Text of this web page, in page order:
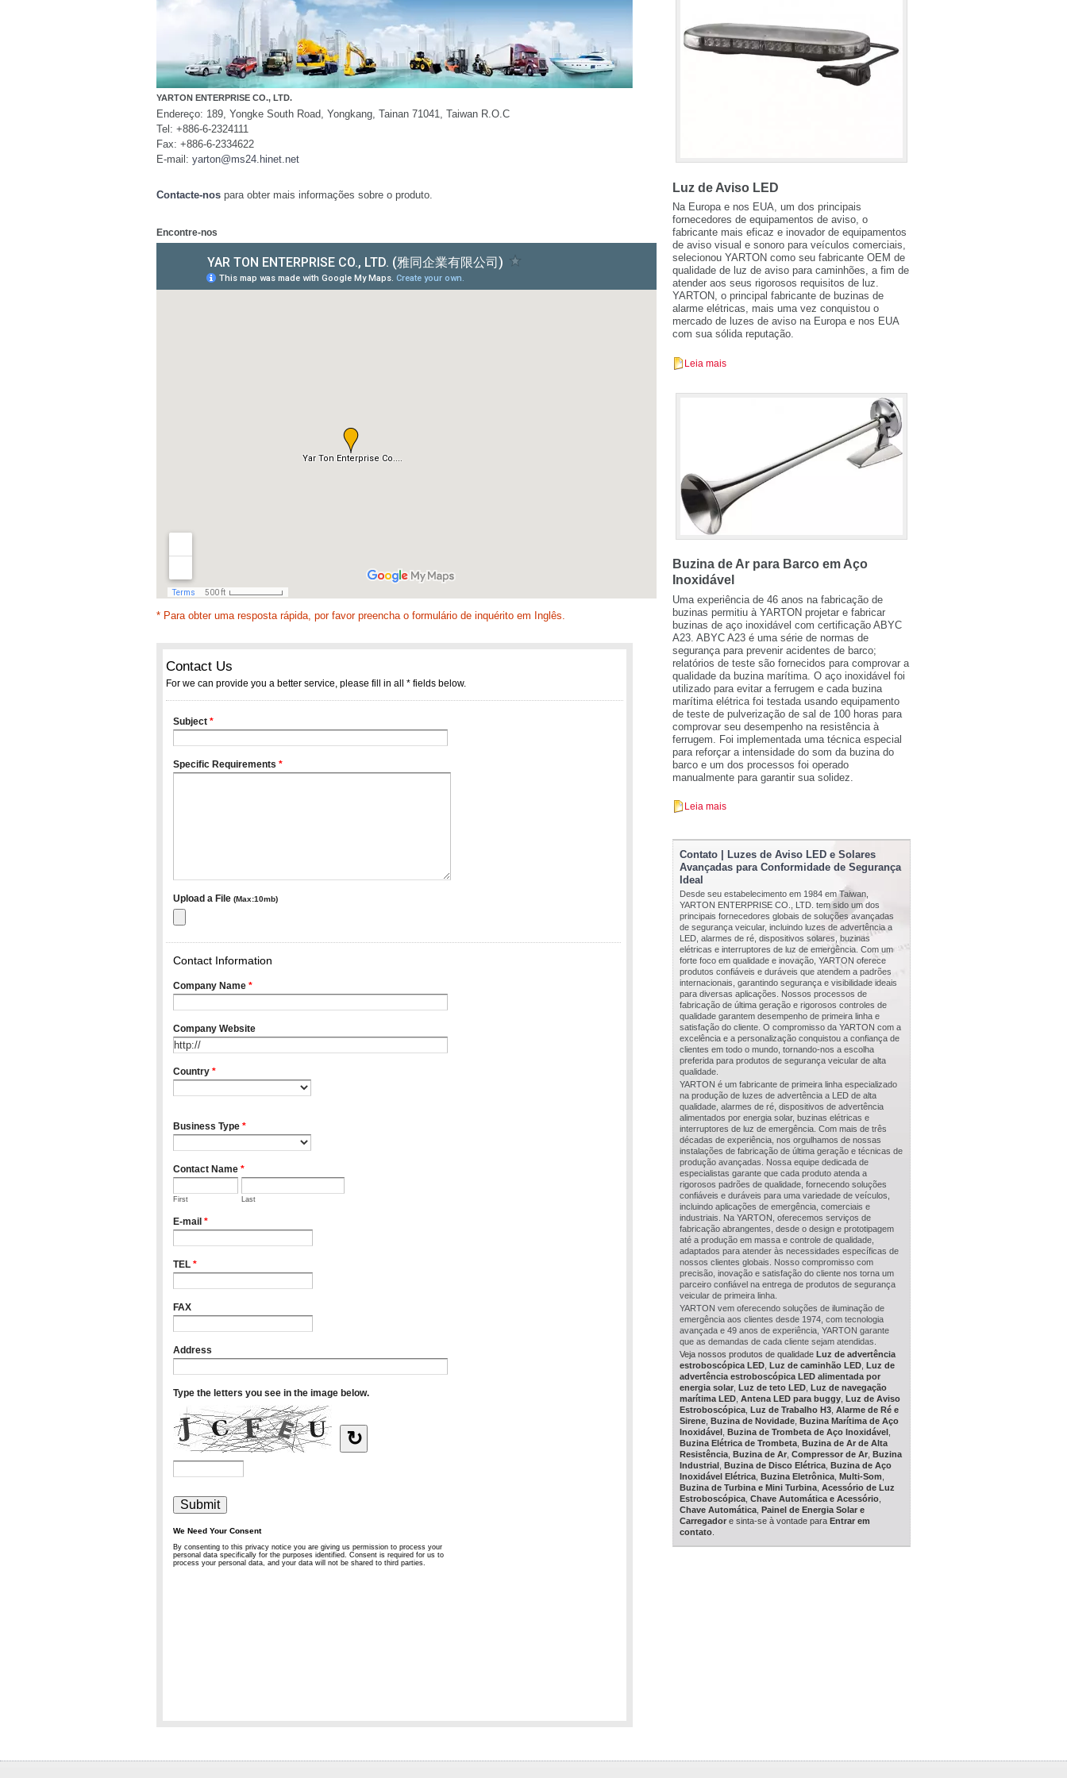
YARTON ENTERPRISE CO., LTD.
Endereço: 189, Yongke South Road, Yongkang, Tainan 71041, Taiwan R.O.C
Tel: +886-6-2324111
Fax: +886-6-2334622
E-mail: yarton@ms24.hinet.net
Contacte-nos para obter mais informações sobre o produto.
Encontre-nos
* Para obter uma resposta rápida, por favor preencha o formulário de inquérito em Inglês.
Luz de Aviso LED
Na Europa e nos EUA, um dos principais
fornecedores de equipamentos de aviso, o
fabricante mais eficaz e inovador de equipamentos
de aviso visual e sonoro para veículos comerciais,
selecionou YARTON como seu fabricante OEM de
qualidade de luz de aviso para caminhões, a fim de
atender aos seus rigorosos requisitos de luz.
YARTON, o principal fabricante de buzinas de
alarme elétricas, mais uma vez conquistou o
mercado de luzes de aviso na Europa e nos EUA
com sua sólida reputação.
Leia mais
Buzina de Ar para Barco em Aço
Inoxidável
Uma experiência de 46 anos na fabricação de
buzinas permitiu à YARTON projetar e fabricar
buzinas de aço inoxidável com certificação ABYC
A23. ABYC A23 é uma série de normas de
segurança para prevenir acidentes de barco;
relatórios de teste são fornecidos para comprovar a
qualidade da buzina marítima. O aço inoxidável foi
utilizado para evitar a ferrugem e cada buzina
marítima elétrica foi testada usando equipamento
de teste de pulverização de sal de 100 horas para
comprovar seu desempenho na resistência à
ferrugem. Foi implementada uma técnica especial
para reforçar a intensidade do som da buzina do
barco e um dos processos foi operado
manualmente para garantir sua solidez.
Leia mais
Contato | Luzes de Aviso LED e Solares
Avançadas para Conformidade de Segurança
Ideal
Desde seu estabelecimento em 1984 em Taiwan,
YARTON ENTERPRISE CO., LTD. tem sido um dos
principais fornecedores globais de soluções avançadas
de segurança veicular, incluindo luzes de advertência a
LED, alarmes de ré, dispositivos solares, buzinas
elétricas e interruptores de luz de emergência. Com um
forte foco em qualidade e inovação, YARTON oferece
produtos confiáveis e duráveis que atendem a padrões
internacionais, garantindo segurança e visibilidade ideais
para diversas aplicações. Nossos processos de
fabricação de última geração e rigorosos controles de
qualidade garantem desempenho de primeira linha e
satisfação do cliente. O compromisso da YARTON com a
excelência e a personalização conquistou a confiança de
clientes em todo o mundo, tornando-nos a escolha
preferida para produtos de segurança veicular de alta
qualidade.
YARTON é um fabricante de primeira linha especializado
na produção de luzes de advertência a LED de alta
qualidade, alarmes de ré, dispositivos de advertência
alimentados por energia solar, buzinas elétricas e
interruptores de luz de emergência. Com mais de três
décadas de experiência, nos orgulhamos de nossas
instalações de fabricação de última geração e técnicas de
produção avançadas. Nossa equipe dedicada de
especialistas garante que cada produto atenda a
rigorosos padrões de qualidade, fornecendo soluções
confiáveis e duráveis para uma variedade de veículos,
incluindo aplicações de emergência, comerciais e
industriais. Na YARTON, oferecemos serviços de
fabricação abrangentes, desde o design e prototipagem
até a produção em massa e controle de qualidade,
adaptados para atender às necessidades específicas de
nossos clientes globais. Nosso compromisso com
precisão, inovação e satisfação do cliente nos torna um
parceiro confiável na entrega de produtos de segurança
veicular de primeira linha.
YARTON vem oferecendo soluções de iluminação de
emergência aos clientes desde 1974, com tecnologia
avançada e 49 anos de experiência, YARTON garante
que as demandas de cada cliente sejam atendidas.
Veja nossos produtos de qualidade Luz de advertência
estroboscópica LED, Luz de caminhão LED, Luz de
advertência estroboscópica LED alimentada por
energia solar, Luz de teto LED, Luz de navegação
marítima LED, Antena LED para buggy, Luz de Aviso
Estroboscópica, Luz de Trabalho H3, Alarme de Ré e
Sirene, Buzina de Novidade, Buzina Marítima de Aço
Inoxidável , Buzina de Trombeta de Aço Inoxidável ,
Buzina Elétrica de Trombeta, Buzina de Ar de Alta
Resistência, Buzina de Ar, Compressor de Ar, Buzina
Industrial , Buzina de Disco Elétrica, Buzina de Aço
Inoxidável Elétrica, Buzina Eletrônica, Multi-Som,
Buzina de Turbina e Mini Turbina, Acessório de Luz
Estroboscópica, Chave Automática e Acessório,
Chave Automática, Painel de Energia Solar e
Carregador e sinta-se à vontade para Entrar em
contato.